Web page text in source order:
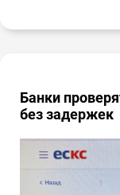
Банки
без задержек